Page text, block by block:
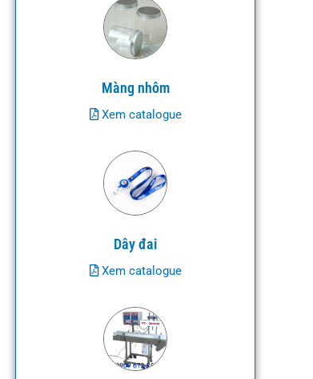
Màng nhôm
Xem catalogue
Dây đai
Xem catalogue